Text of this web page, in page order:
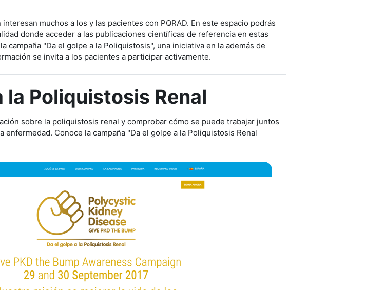
muchos a los y las pacientes con PQRAD. En este espacio podrás
donde acceder a las publicaciones científicas de referencia en estas
campaña "Da el golpe a la Poliquistosis", una iniciativa en la además de
se invita a los pacientes a participar activamente.
la Poliquistosis Renal
sobre la poliquistosis renal y comprobar cómo se puede trabajar juntos
enfermedad. Conoce la campaña "Da el golpe a la Poliquistosis Renal